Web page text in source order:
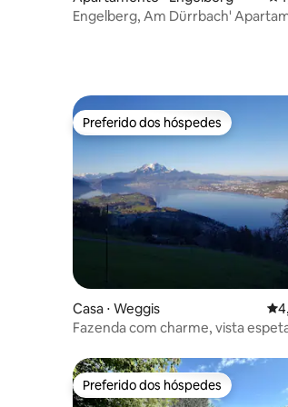
Engelberg, Am
Preferido dos hóspedes
Preferido dos hóspedes
Casa ⋅ Weggis
Fazenda com charme, vista
Preferido dos hóspedes
Preferido dos hóspedes